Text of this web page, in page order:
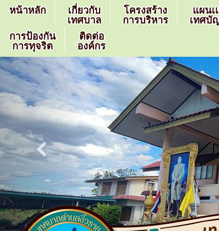
หน้าหลัก
เกี่ยวกับ
เทศบาล
โครงสร้าง
การบริหาร
แผนเ
เทศบั
การป้องกัน
การทุจริต
ติดต่อ
องค์กร